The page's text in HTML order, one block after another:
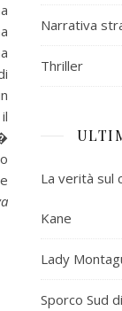
Narrativa
Thriller
La verità sul
Kane
Lady
Sporco Sud